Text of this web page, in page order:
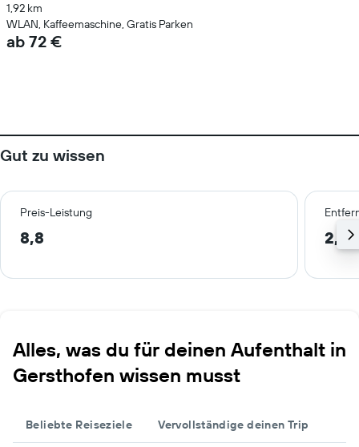
1,92 km
WLAN, Kaffeemaschine, Gratis Parken
ab 72 €
Gut zu wissen
Preis-Leistung
8,8 2,1
Alles, was du für deinen Aufenthalt in
Gersthofen wissen musst
Beliebte Reiseziele Vervollständige deinen Trip